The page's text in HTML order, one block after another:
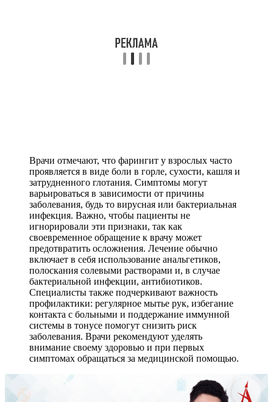
Врачи отмечают, что фарингит у взрослых часто
проявляется в виде боли в горле, сухости, кашля и
затрудненного глотания. Симптомы могут
варьироваться в зависимости от причины
заболевания, будь то вирусная или бактериальная
инфекция. Важно, чтобы пациенты не
игнорировали эти признаки, так как
своевременное обращение к врачу может
предотвратить осложнения. Лечение обычно
включает в себя использование анальгетиков,
полоскания солевыми растворами и, в случае
бактериальной инфекции, антибиотиков.
Специалисты также подчеркивают важность
профилактики: регулярное мытье рук, избегание
контакта с больными и поддержание иммунной
системы в тонусе помогут снизить риск
заболевания. Врачи рекомендуют уделять
внимание своему здоровью и при первых
симптомах обращаться за медицинской помощью.